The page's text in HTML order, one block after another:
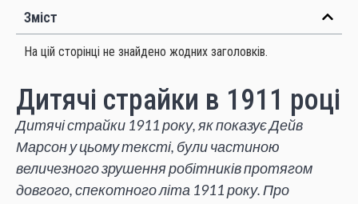
Зміст
На цій сторінці не знайдено жодних заголовків.
Дитячі страйки в 1911 році
Дитячі страйки 1911 року, як показує Дейв
Марсон у цьому тексті, були частиною
величезного зрушення робітників протягом
довгого, спекотного літа 1911 року. Про